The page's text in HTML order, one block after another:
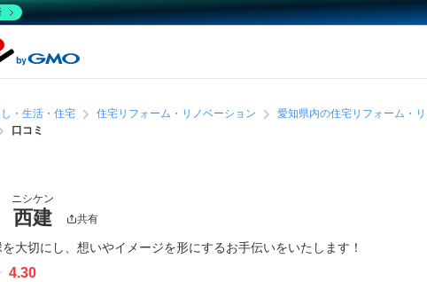
・生活・住宅 住宅リフォーム・リノベーション 愛知県内の住宅リフォーム・
口コミ
ニシケン
西建 共有
大切にし、想いやイメージを形にするお手伝いをいたします！
4.30